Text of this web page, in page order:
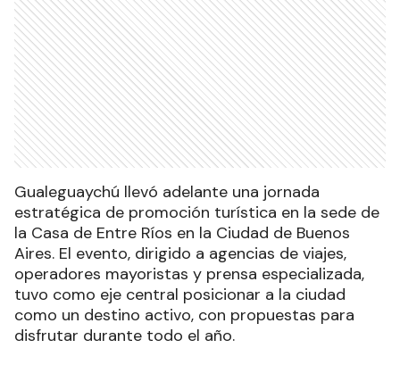
Gualeguaychú llevó adelante una jornada
estratégica de promoción turística en la sede de
la Casa de Entre Ríos en la Ciudad de Buenos
Aires. El evento, dirigido a agencias de viajes,
operadores mayoristas y prensa especializada,
tuvo como eje central posicionar a la ciudad
como un destino activo, con propuestas para
disfrutar durante todo el año.